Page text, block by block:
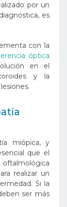
por un
es
con la
óptica
en el
y la
miópica, y
que el
realizar un
Si la
ser más